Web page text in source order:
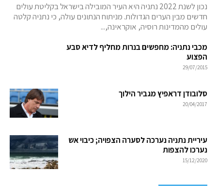
נכון לשנת 2022 נתניה היא העיר המובילה בישראל בקליטת עולים
חדשים מבין הערים הגדולות. מניתוח הנתונים עולה, כי נתניה קלטה
עולים מהמדינות רוסיה, אוקראינה,...
מכבי נתניה: מחפשים בנרות מחליף לדיא סבע
הפצוע
29/07/2015
סלובודן דראפיץ מגביר הילוך
20/04/2017
עיריית נתניה נערכה לסערה הצפויה; כיבוי אש
נערכו להצפות
15/12/2020